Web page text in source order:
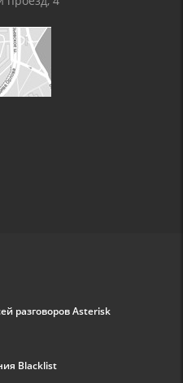
разговоров Asterisk
Blacklist